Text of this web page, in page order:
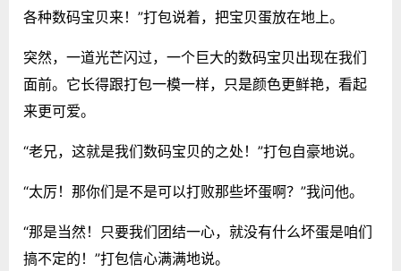
各种数码宝贝来！”打包说着，把宝贝蛋放在地上。
突然，一道光芒闪过，一个巨大的数码宝贝出现在我们
面前。它长得跟打包一模一样，只是颜色更鲜艳，看起
来更可爱。
“老兄，这就是我们数码宝贝的之处！”打包自豪地说。
“太厉！那你们是不是可以打败那些坏蛋啊？”我问他。
“那是当然！只要我们团结一心，就没有什么坏蛋是咱们
搞不定的！”打包信心满满地说。